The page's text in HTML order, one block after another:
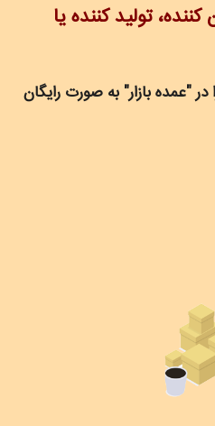
تولید کننده یا
"عمده بازار" به صورت رایگان